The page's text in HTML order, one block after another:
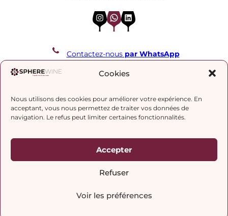
Cookies
Nous utilisons des cookies pour améliorer votre expérience. En
acceptant, vous nous permettez de traiter vos données de
navigation. Le refus peut limiter certaines fonctionnalités.
Accepter
Refuser
Voir les préférences
InstagramWhatsApp LinkedIn
Contactez-nous par WhatsApp
REJOIGNEZ NOTRE LISTE DE DIFFUSION
J’accepte la politique de confidentialité.